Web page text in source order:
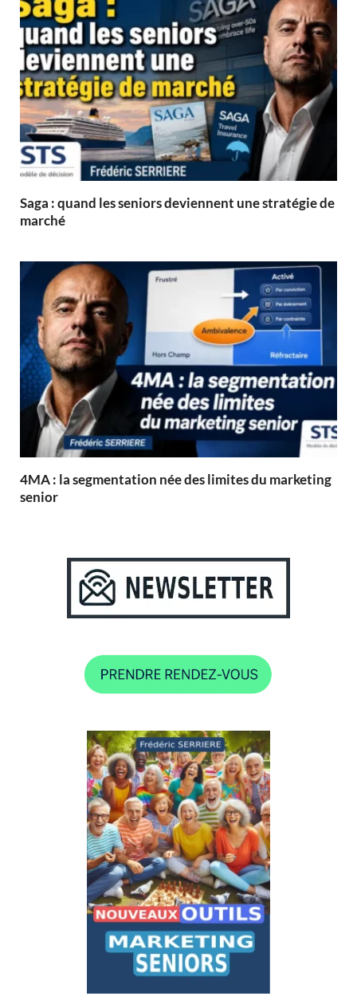
Saga : quand les seniors deviennent une stratégie de
marché
4MA : la segmentation née des limites du marketing
senior